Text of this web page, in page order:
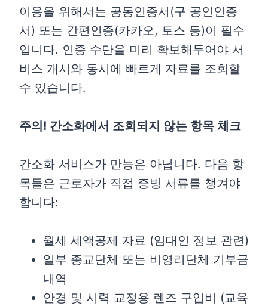
이용을 위해서는 공동인증서(구 공인인증
서) 또는 간편인증(카카오, 토스 등)이 필수
입니다. 인증 수단을 미리 확보해두어야 서
비스 개시와 동시에 빠르게 자료를 조회할
수 있습니다.
주의! 간소화에서 조회되지 않는 항목 체크
간소화 서비스가 만능은 아닙니다. 다음 항
목들은 근로자가 직접 증빙 서류를 챙겨야
합니다:
월세 세액공제 자료 (임대인 정보 관련)
일부 종교단체 또는 비영리단체 기부금
내역
안경 및 시력 교정용 렌즈 구입비 (교육